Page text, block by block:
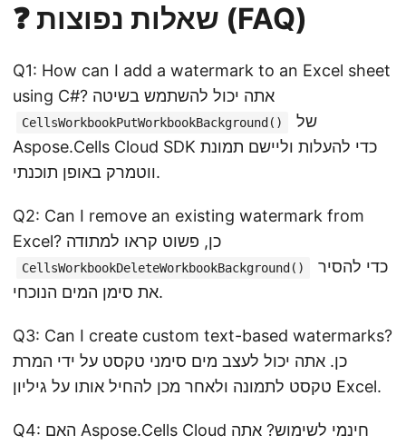
❓ שאלות נפוצות (FAQ)
Q1: How can I add a watermark to an Excel sheet
using C#? אתה יכול להשתמש בשיטה
CellsWorkbookPutWorkbookBackground()
Aspose.Cells Cloud SDK כדי להעלות וליישם תמונת
ווטמרק באופן תוכנתי.
Q2: Can I remove an existing watermark from
Excel? כן, פשוט קראו למתודה
CellsWorkbookDeleteWorkbookBackground()
את סימן המים הנוכחי.
Q3: Can I create custom text-based watermarks?
כן. אתה יכול לעצב מים סימני טקסט על ידי המרת
טקסט לתמונה ולאחר מכן להחיל אותו על גיליון Excel.
Q4: האם Aspose.Cells Cloud חינמי לשימוש? אתה